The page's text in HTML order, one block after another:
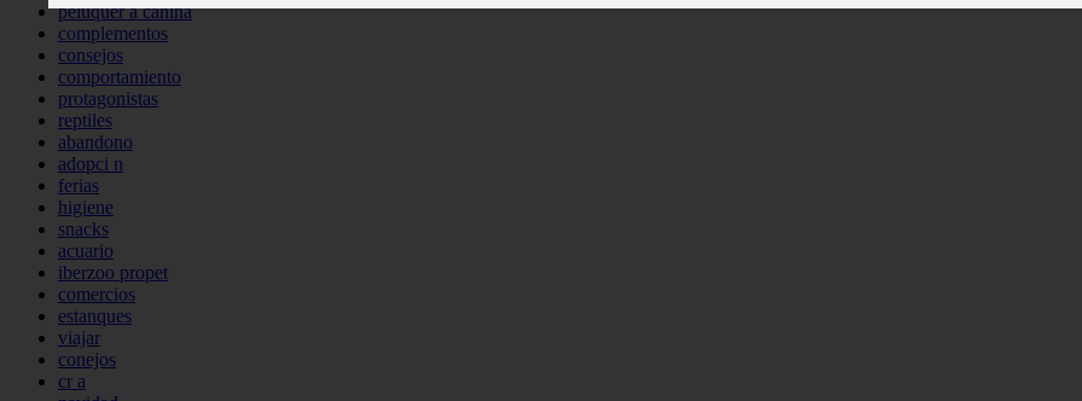
peluquer a canina
complementos
consejos
comportamiento
protagonistas
reptiles
abandono
adopci n
ferias
higiene
snacks
acuario
iberzoo propet
comercios
estanques
viajar
conejos
cr a